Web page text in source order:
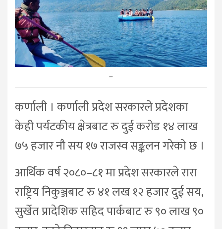
–
कर्णाली । कर्णाली प्रदेश सरकारले प्रदेशका
केही पर्यटकीय क्षेत्रबाट रु दुई करोड १४ लाख
७५ हजार नौ सय १७ राजस्व सङ्कलन गरेको छ ।
आर्थिक वर्ष २०८०–८१ मा प्रदेश सरकारले रारा
राष्ट्रिय निकुञ्जबाट रु ४१ लख १२ हजार दुई सय,
सुर्खेत प्रादेशिक सहिद पार्कबाट रु ९० लाख ९०